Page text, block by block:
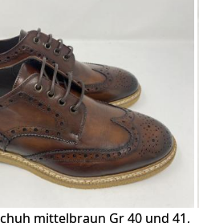
mittelbraun Gr 40 und 41,